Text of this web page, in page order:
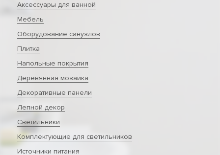
Аксессуары для ванной
Мебель
Оборудование санузлов
Плитка
Напольные покрытия
Деревянная мозаика
Декоративные панели
Лепной декор
Светильники
Комплектующие для светильников
Источники питания